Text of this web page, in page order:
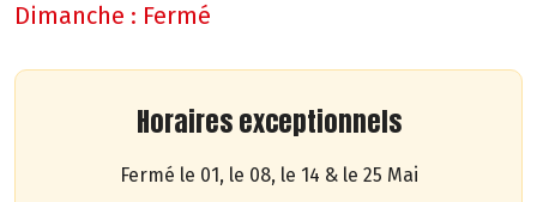
Dimanche : Fermé
Horaires exceptionnels
Fermé le 01, le 08, le 14 & le 25 Mai